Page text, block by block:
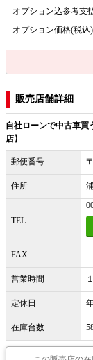
オプション込参考支
オプション価格(税込)
販売店舗詳細
自社ローンで中古車
店】
郵便番号
住所
TEL
FAX
営業時間
定休日
在庫台数